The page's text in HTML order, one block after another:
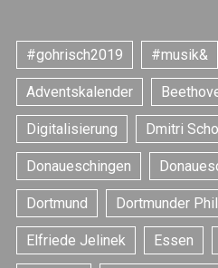
#gohrisch2019 #musik&
Adventskalender
Digitalisierung Dmitri
Donaueschingen
Dortmund Dortmunder
Elfriede Jelinek Essen